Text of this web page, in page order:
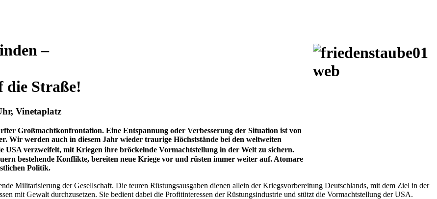
–
die Straße!
Vinetaplatz
Großmachtkonfrontation. Eine Entspannung oder Verbesserung der Situation ist von
Wir werden auch in diesem Jahr wieder traurige Höchststände bei den weltweiten
verzweifelt, mit Kriegen ihre bröckelnde Vormachtstellung in der Welt zu sichern.
bestehende Konflikte, bereiten neue Kriege vor und rüsten immer weiter auf. Atomare
Politik.
Militarisierung der Gesellschaft. Die teuren Rüstungsausgaben dienen allein der Kriegsvorbereitung Deutschlands, mit dem Ziel in der
mit Gewalt durchzusetzen. Sie bedient dabei die Profitinteressen der Rüstungsindustrie und stützt die Vormachtstellung der USA.